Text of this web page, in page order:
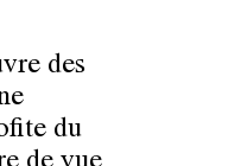
des
du